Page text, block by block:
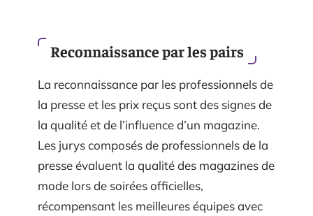
Reconnaissance par les pairs
La reconnaissance par les professionnels de
la presse et les prix reçus sont des signes de
la qualité et de l’influence d’un magazine.
Les jurys composés de professionnels de la
presse évaluent la qualité des magazines de
mode lors de soirées officielles,
récompensant les meilleures équipes avec